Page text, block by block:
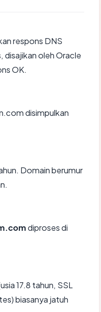
respons DNS
disajikan oleh Oracle
OK.
disimpulkan
Domain berumur
diproses di
17.8 tahun, SSL
biasanya jatuh